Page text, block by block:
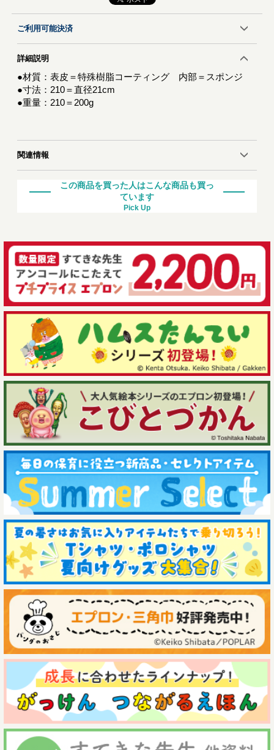
ご利用可能決済
詳細説明
●材質：表皮＝特殊樹脂コーティング 内部＝スポンジ
●寸法：210＝直径21cm
●重量：210＝200g
関連情報
この商品を買った人はこんな商品も買っ
ています
Pick Up